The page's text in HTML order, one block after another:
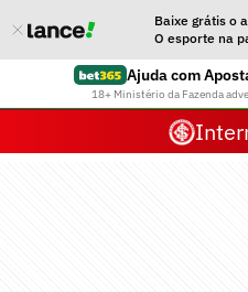
Baixe grátis o
O esporte na
Ajuda com
18+ Ministério da Fazenda